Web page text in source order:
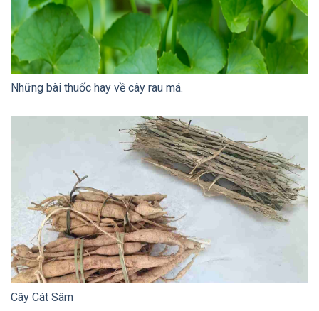
Những bài thuốc hay về cây rau má.
Cây Cát Sâm